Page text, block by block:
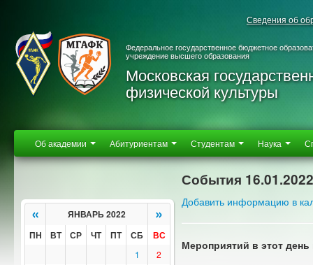
Сведения об
Федеральное государственное бюджетное
учреждение высшего образования
Московская
физической культуры
Об академии Абитуриентам Студентам Наука
« ЯНВАРЬ 2022 »
ПН ВТ СР ЧТ ПТ СБ ВС
1
2
События 16.01.2022
Добавить информацию в
Мероприятий в этот день